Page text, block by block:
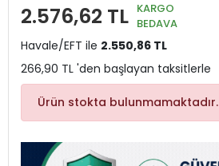
2.576,62 TL KARGO
BEDAVA
Havale/EFT ile 2.550,86 TL
266,90 TL 'den başlayan taksitlerle
Ürün stokta bulunmamaktadır.